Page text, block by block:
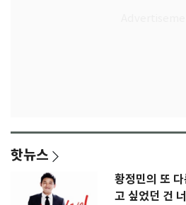
핫뉴스
황정민의 또
고 싶었던 건